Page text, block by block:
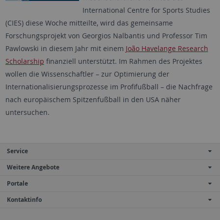
International Centre for Sports Studies
(CIES) diese Woche mitteilte, wird das gemeinsame
Forschungsprojekt von Georgios Nalbantis und Professor Tim
Pawlowski in diesem Jahr mit einem João Havelange Research
Scholarship finanziell unterstützt. Im Rahmen des Projektes
wollen die Wissenschaftler – zur Optimierung der
Internationalisierungsprozesse im Profifußball – die Nachfrage
nach europäischem Spitzenfußball in den USA näher
untersuchen.
Service
Weitere Angebote
Portale
Kontaktinfo